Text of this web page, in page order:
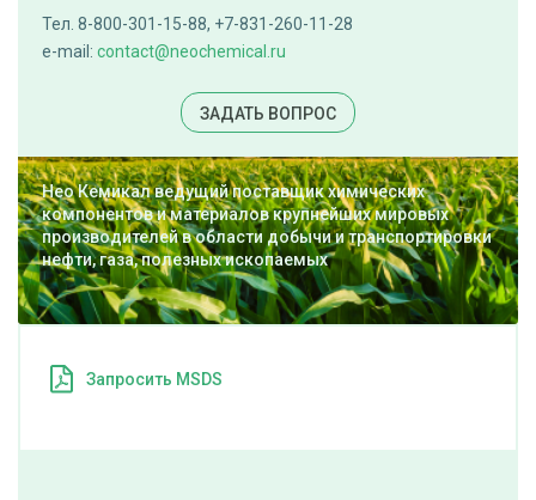
канистра (30 кг)
ПОД ЗАКАЗ
Бутанокс М 60
канистра (30 кг) cкачать TDS
ПОД ЗАКАЗ
МТГФА (MTHPA)
Тел. 8-800-301-15-88, +7-831-260-11-28
e-mail: contact@neochemical.ru
ЗАДАТЬ ВОПРОС
Нео Кемикал ведущий поставщик химических
компонентов и материалов крупнейших мировых
производителей в области добычи и транспортировки
нефти, газа, полезных ископаемых
Запросить MSDS